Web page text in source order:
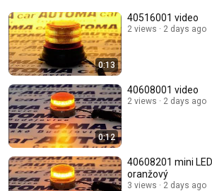
0:13
40516001 video
2 views 2 days ago
0:12
40608001 video
2 views 2 days ago
40608201 mini LED maják
oranžový
3 views 2 days ago